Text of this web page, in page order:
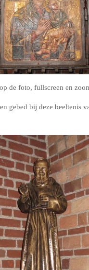
de foto, fullscreen en
gebed bij deze beeltenis